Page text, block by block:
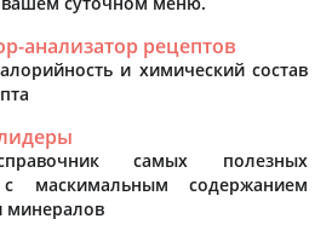
анализатор рецептов
и химический состав
самых полезных
с маскимальным содержанием
минералов